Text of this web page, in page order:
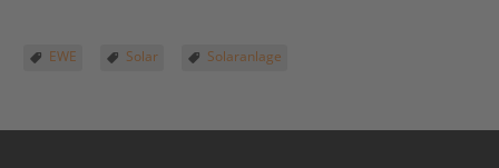
EWE Solar Solaranlage